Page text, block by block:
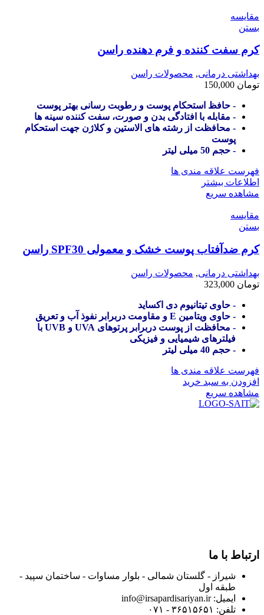
مقایسه
بستن
کرم سفت کننده و فرم دهنده راسن
بهداشتی درمانی, محصولات راسن
تومان
- حافظ استحکام پوست و رطوبت رسانی بهتر پوست
- مقابله با افتادگی بدن و صورت، سفت کننده سینه ها
- محافظت از رشته های الاستین و کلاژن جهت استحکام
پوست
- حجم 50 میلی لیتر
فهرست علاقه مندی ها
اطلاعات بیشتر
مشاهده سریع
مقایسه
بستن
کرم ضدآفتاب پوست خشک و معمولی SPF30 راسن
بهداشتی درمانی, محصولات راسن
تومان
- حاوی تیتانیوم دی اکساید
- حاوی ویتامین E و مقاومت دربرابر نفوذ آب و تعریق
- محافظت از پوست دربرابر پرتوهای UVA و UVB با
فیلترهای شیمیایی و فیزیکی
- حجم 40 میلی لیتر
فهرست علاقه مندی ها
افزودن به سبد خرید
مشاهده سریع
ارتباط با ما
شیراز - گلستان شمالی - بلوار مساوات - ساختمان سپید -
طبقه اول
ایمیل: info@irsapardisariyan.ir
تلفن: ۳۶۵۱۵۶۵۱ - ۰۷۱